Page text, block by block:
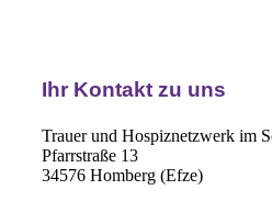
Ihr Kontakt zu uns
Trauer und Hospiznetzwerk im
Pfarrstraße 13
34576 Homberg (Efze)